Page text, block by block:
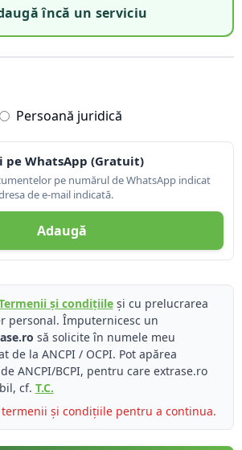
încă un serviciu
Persoană juridică
pe WhatsApp (Gratuit)
pe numărul de WhatsApp indicat
de e-mail indicată.
Adaugă
și condițiileși cu prelucrarea
personal. Împuternicesc un
să solicite în numele meu
de la ANCPI / OCPI. Pot apărea
ANCPI/BCPI, pentru care extrase.ro
cf. T.C.
termenii și condițiile pentru a continua.